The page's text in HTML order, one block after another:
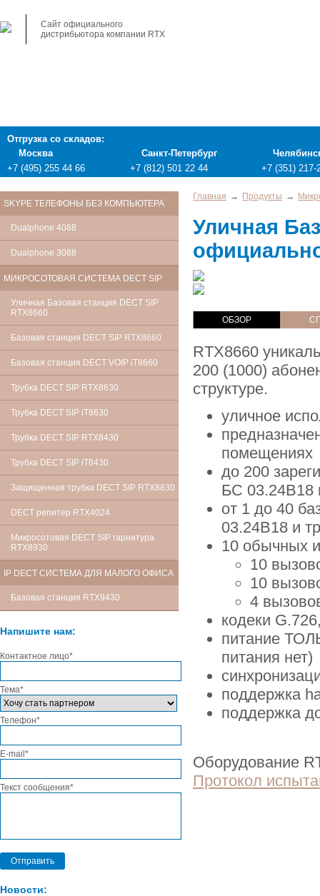
Сайт официального
дистрибьютора компании RTX
Отгрузка со складов:
Москва
+7 (495) 255 44 66
Санкт-Петербург
+7 (812) 501 22 44
+7 (351) 217-
SKYPE ТЕЛЕФОНЫ БЕЗ КОМПЬЮТЕРА
Dualphone 4088
Dualphone 3088
МИКРОСОТОВАЯ СИСТЕМА DECT SIP
Уличная Базовая станция DECT SIP
RTX8660
Базовая станция DECT SIP RTX8660
Базовая станция DECT VOIP iT8660
Трубка DECT SIP RTX8630
Трубка DECT SIP iT8630
Трубка DECT SIP RTX8430
Трубка DECT SIP iT8430
Защищенная трубка DECT SIP RTX8830
DECT репитер RTX4024
Микросотовая DECT SIP гарнитура
RTX8930
IP DECT СИСТЕМА ДЛЯ МАЛОГО ОФИСА
Базовая станция RTX9430
Напишите нам:
Контактное лицо*
Тема*
Телефон*
E-mail*
Текст сообщения*
Отправить
Новости:
Главная → Продукты →
Уличная
ОБЗОР
RTX8660
200 (1000)
структуре.
уличное
помещениях
до 200
БС 03.24В18
от 1 до 40
03.24В18 и
10 обычных
10
10
4
кодеки
питание
питания нет)
поддержка
поддержка
Оборудование
Протокол